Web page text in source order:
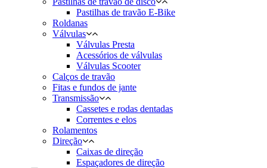
Pastilhas de travão E-Bike
Roldanas
Válvulas
Válvulas Presta
Acessórios de válvulas
Válvulas Scooter
Calços de travão
Fitas e fundos de jante
Transmissão
Cassetes e rodas dentadas
Correntes e elos
Rolamentos
Direção
Caixas de direção
Espaçadores de direção